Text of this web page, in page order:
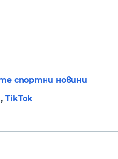
спортни новини
, TikTok